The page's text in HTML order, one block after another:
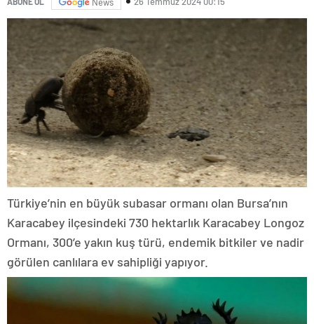
Türkiye’nin en büyük subasar ormanı olan Bursa’nın
Karacabey ilçesindeki 730 hektarlık Karacabey Longoz
Ormanı, 300’e yakın kuş türü, endemik bitkiler ve nadir
görülen canlılara ev sahipliği yapıyor.